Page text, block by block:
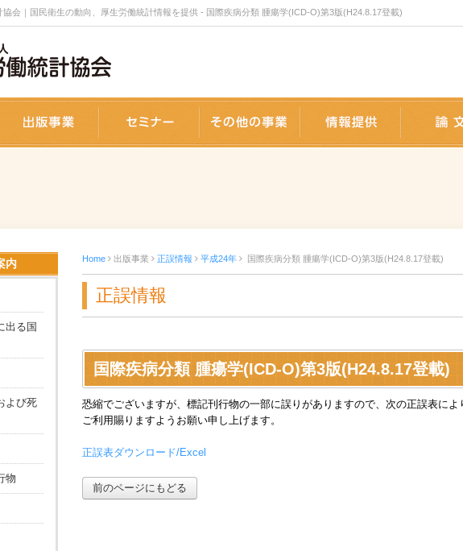
会｜国民衛生の動向、厚生労働統計情報を提供 - 国際疾病分類 腫瘍学(ICD-O)第3版(H24.8.17登載)
ーム 出版事業 セミナー 事業内容 情報提供
内
出る国
よび死
物
Home 出版事業 正誤情報 平成24年 国際疾病分類 腫瘍学(ICD-O)第3版(H24.8.17登載)
正誤情報
国際疾病分類 腫瘍学(ICD-O)第3版(H24.8.17登載)
恐縮でございますが、標記刊行物の一部に誤りがありますので、次の正誤表によ
ご利用賜りますようお願い申し上げます。
正誤表ダウンロード/Excel
前のページにもどる